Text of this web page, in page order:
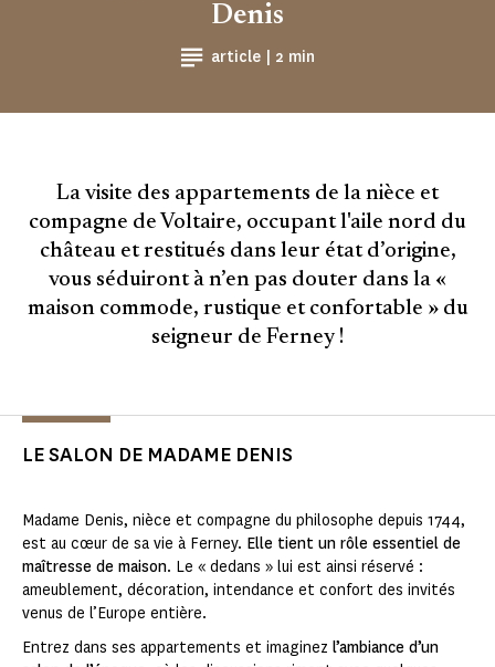
article | Temps de Lecture
2 min
Denis
La visite des appartements de la nièce et
compagne de Voltaire, occupant l'aile nord du
château et restitués dans leur état d’origine,
vous séduiront à n’en pas douter dans la «
maison commode, rustique et confortable » du
seigneur de Ferney !
LE SALON DE MADAME DENIS
Madame Denis, nièce et compagne du philosophe depuis 1744,
est au cœur de sa vie à Ferney. Elle tient un rôle essentiel de
maîtresse de maison. Le « dedans » lui est ainsi réservé :
ameublement, décoration, intendance et confort des invités
venus de l’Europe entière.
Entrez dans ses appartements et imaginez l’ambiance d’un